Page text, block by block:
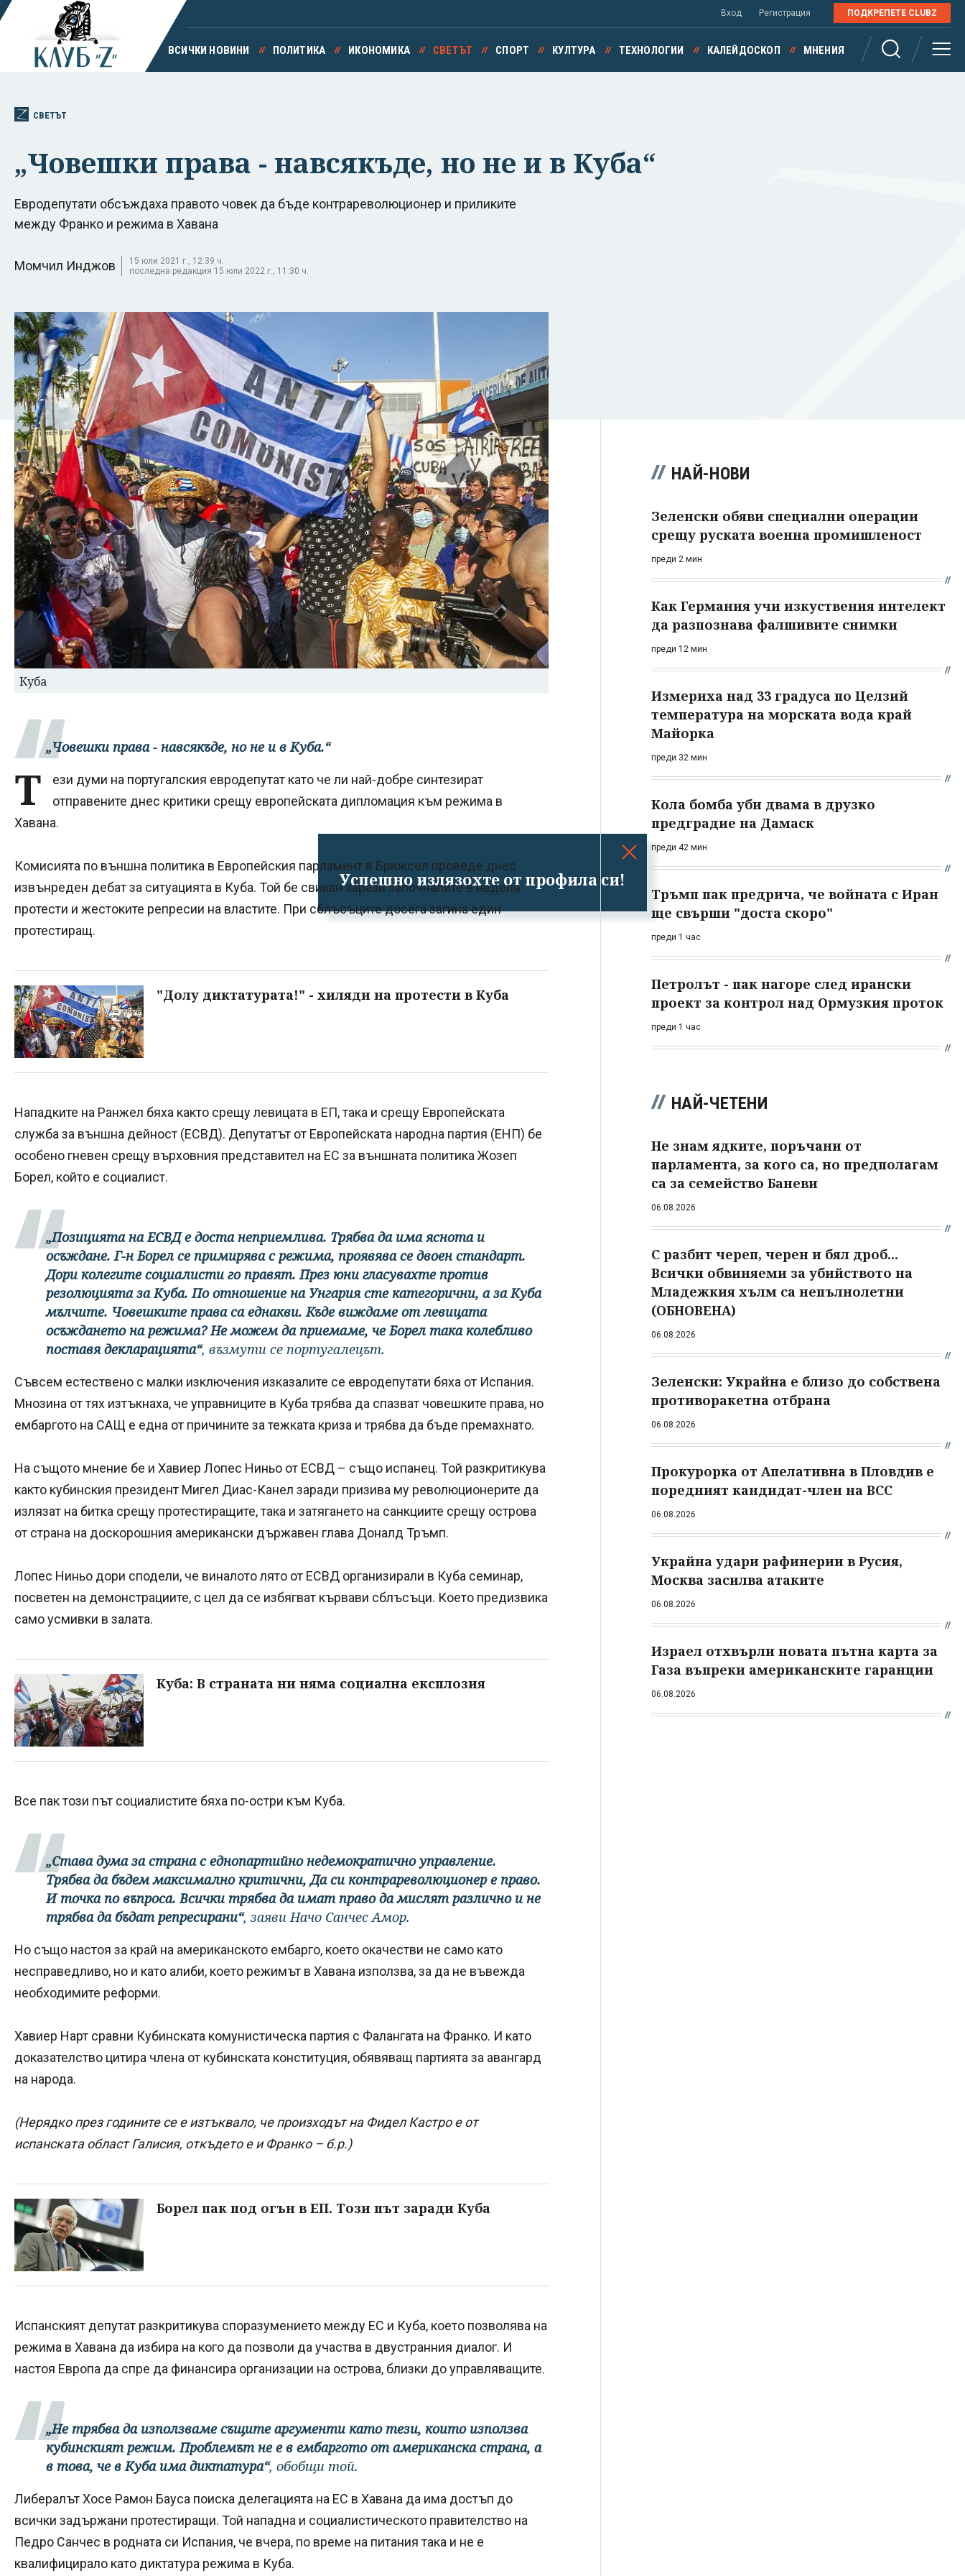
Успешно излязохте от профила си!
Вход Регистрация ПОДКРЕПЕТЕ CLUBZ
ВСИЧКИ НОВИНИ ПОЛИТИКА ИКОНОМИКА СВЕТЪТ СПОРТ КУЛТУРА ТЕХНОЛОГИИ КАЛЕЙДОСКОП МНЕНИЯ
СВЕТЪТ
„Човешки права - навсякъде, но не и в Куба“
Евродепутати обсъждаха правото човек да бъде контрареволюционер и приликите
между Франко и режима в Хавана
Момчил Инджов
15 юли 2021 г., 12:39 ч.
последна редакция 15 юли 2022 г., 11:30 ч.
Куба
„Човешки права - навсякъде, но не и в Куба.“
Т
ези думи на португалския евродепутат като че ли най-добре синтезират
отправените днес критики срещу европейската дипломация към режима в
Хавана.
Комисията по външна политика в Европейския парламент в Брюксел проведе днес
извънреден дебат за ситуацията в Куба. Той бе свикан зарази започналите в неделя
протести и жестоките репресии на властите. При сблъсъците досега загина един
протестиращ.
"Долу диктатурата!" - хиляди на протести в Куба
Нападките на Ранжел бяха както срещу левицата в ЕП, така и срещу Европейската
служба за външна дейност (ЕСВД). Депутатът от Европейската народна партия (ЕНП) бе
особено гневен срещу върховния представител на ЕС за външната политика Жозеп
Борел, който е социалист.
„Позицията на ЕСВД е доста неприемлива. Трябва да има яснота и
осъждане. Г-н Борел се примирява с режима, проявява се двоен стандарт.
Дори колегите социалисти го правят. През юни гласувахте против
резолюцията за Куба. По отношение на Унгария сте категорични, а за Куба
мълчите. Човешките права са еднакви. Къде виждаме от левицата
осъждането на режима? Не можем да приемаме, че Борел така колебливо
поставя декларацията“, възмути се португалецът.
Съвсем естествено с малки изключения изказалите се евродепутати бяха от Испания.
Мнозина от тях изтъкнаха, че управниците в Куба трябва да спазват човешките права, но
ембаргото на САЩ е една от причините за тежката криза и трябва да бъде премахнато.
На същото мнение бе и Хавиер Лопес Ниньо от ЕСВД – също испанец. Той разкритикува
както кубинския президент Мигел Диас-Канел заради призива му революционерите да
излязат на битка срещу протестиращите, така и затягането на санкциите срещу острова
от страна на доскорошния американски държавен глава Доналд Тръмп.
Лопес Ниньо дори сподели, че виналото лято от ЕСВД организирали в Куба семинар,
посветен на демонстрациите, с цел да се избягват кървави сблъсъци. Което предизвика
само усмивки в залата.
Куба: В страната ни няма социална експлозия
Все пак този път социалистите бяха по-остри към Куба.
„Става дума за страна с еднопартийно недемократично управление.
Трябва да бъдем максимално критични, Да си контрареволюционер е право.
И точка по въпроса. Всички трябва да имат право да мислят различно и не
трябва да бъдат репресирани“, заяви Начо Санчес Амор.
Но също настоя за край на американското ембарго, което окачестви не само като
несправедливо, но и като алиби, което режимът в Хавана използва, за да не въвежда
необходимите реформи.
Хавиер Нарт сравни Кубинската комунистическа партия с Фалангата на Франко. И като
доказателство цитира члена от кубинската конституция, обявяващ партията за авангард
на народа.
(Нерядко през годините се е изтъквало, че произходът на Фидел Кастро е от
испанската област Галисия, откъдето е и Франко – б.р.)
Борел пак под огън в ЕП. Този път заради Куба
Испанският депутат разкритикува споразумението между ЕС и Куба, което позволява на
режима в Хавана да избира на кого да позволи да участва в двустранния диалог. И
настоя Европа да спре да финансира организации на острова, близки до управляващите.
„Не трябва да използваме същите аргументи като тези, които използва
кубинският режим. Проблемът не е в ембаргото от американска страна, а
в това, че в Куба има диктатура“, обобщи той.
Либералът Хосе Рамон Бауса поиска делегацията на ЕС в Хавана да има достъп до
всички задържани протестиращи. Той нападна и социалистическото правителство на
Педро Санчес в родната си Испания, че вчера, по време на питания така и не е
квалифицирало като диктатура режима в Куба.
НАЙ-НОВИ
Зеленски обяви специални операции
срещу руската военна промишленост
преди 2 мин
Как Германия учи изкуствения интелект
да разпознава фалшивите снимки
преди 12 мин
Измериха над 33 градуса по Целзий
температура на морската вода край
Майорка
преди 32 мин
Кола бомба уби двама в друзко
предградие на Дамаск
преди 42 мин
Тръмп пак предрича, че войната с Иран
ще свърши "доста скоро"
преди 1 час
Петролът - пак нагоре след ирански
проект за контрол над Ормузкия проток
преди 1 час
НАЙ-ЧЕТЕНИ
Не знам ядките, поръчани от
парламента, за кого са, но предполагам
са за семейство Баневи
06.08.2026
С разбит череп, черен и бял дроб...
Всички обвиняеми за убийството на
Младежкия хълм са непълнолетни
(ОБНОВЕНА)
06.08.2026
Зеленски: Украйна е близо до собствена
противоракетна отбрана
06.08.2026
Прокурорка от Апелативна в Пловдив е
поредният кандидат-член на ВСС
06.08.2026
Украйна удари рафинерии в Русия,
Москва засилва атаките
06.08.2026
Израел отхвърли новата пътна карта за
Газа въпреки американските гаранции
06.08.2026